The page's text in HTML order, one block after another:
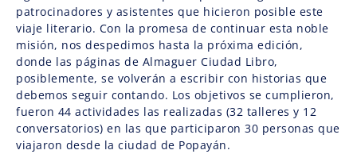
patrocinadores y asistentes que hicieron posible este
viaje literario. Con la promesa de continuar esta noble
misión, nos despedimos hasta la próxima edición,
donde las páginas de Almaguer Ciudad Libro,
posiblemente, se volverán a escribir con historias que
debemos seguir contando. Los objetivos se cumplieron,
fueron 44 actividades las realizadas (32 talleres y 12
conversatorios) en las que participaron 30 personas que
viajaron desde la ciudad de Popayán.